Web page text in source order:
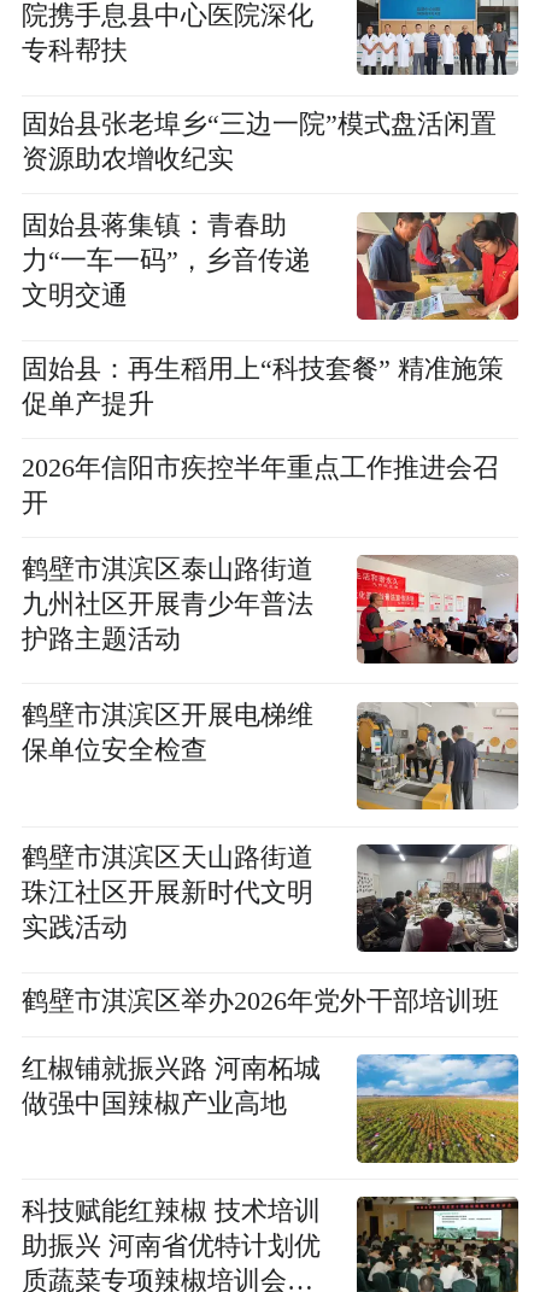
院携手息县中心医院深化
专科帮扶
固始县张老埠乡“三边一院”模式盘活闲置
资源助农增收纪实
固始县蒋集镇：青春助
力“一车一码”，乡音传递
文明交通
固始县：再生稻用上“科技套餐” 精准施策
促单产提升
2026年信阳市疾控半年重点工作推进会召
开
鹤壁市淇滨区泰山路街道
九州社区开展青少年普法
护路主题活动
鹤壁市淇滨区开展电梯维
保单位安全检查
鹤壁市淇滨区天山路街道
珠江社区开展新时代文明
实践活动
鹤壁市淇滨区举办2026年党外干部培训班
红椒铺就振兴路 河南柘城
做强中国辣椒产业高地
科技赋能红辣椒 技术培训
助振兴 河南省优特计划优
质蔬菜专项辣椒培训会在